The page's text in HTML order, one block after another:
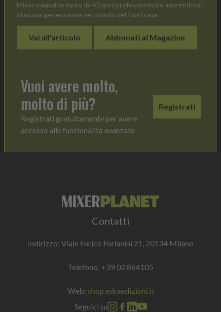
Mixer magazine ispira da 40 anni professionisti e imprenditori
di nuova generazione nel mondo del fuori casa
Vai all'articolo Abbonati al Magazine
Vuoi avere molto,
molto di più?
Registrati gratuitamente per avere
accesso alle funzionalità avanzate
Registrati
Contatti
Indirizzo: Viale Enrico Forlanini 21, 20134 Milano
Telefono: +39 02 864105
Web: shop.edraedizioni.it
Seguici su